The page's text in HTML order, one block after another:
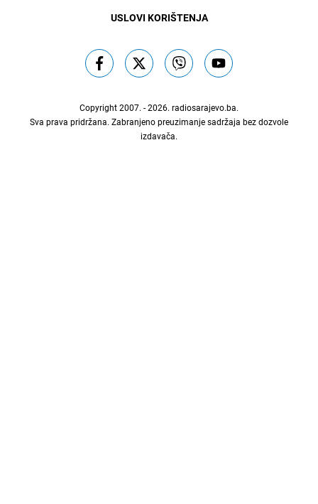
USLOVI KORIŠTENJA
Copyright 2007. - 2026. radiosarajevo.ba.
Sva prava pridržana. Zabranjeno preuzimanje sadržaja bez dozvole
izdavača.